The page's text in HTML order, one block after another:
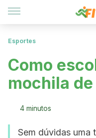
Esportes
Como
mochila
4 minutos
Sem dúvidas uma